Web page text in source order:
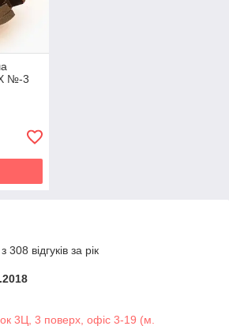
№-3
відгуків за рік
3Ц, 3 поверх, офіс 3-19 (м.